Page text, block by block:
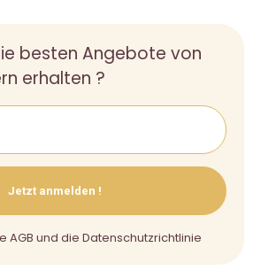
besten Angebote von
erhalten ?
Jetzt anmelden !
AGB und die Datenschutzrichtlinie